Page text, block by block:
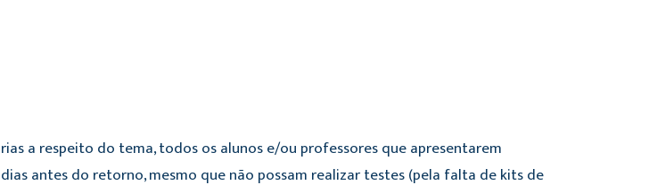
a respeito do tema, todos os alunos e/ou professores que apresentarem
antes do retorno, mesmo que não possam realizar testes (pela falta de kits de